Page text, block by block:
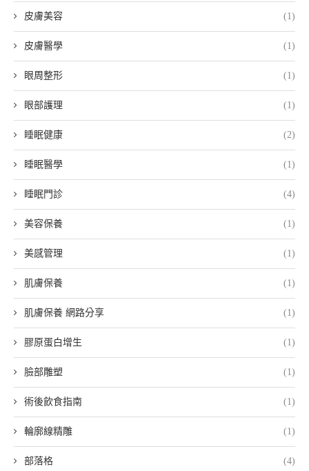
皮膚美容 (1)
皮膚醫學 (1)
眼周整形 (1)
眼部護理 (1)
睡眠健康 (2)
睡眠醫學 (1)
睡眠門診 (4)
美容保養 (1)
美感管理 (1)
肌膚保養 (1)
肌膚保養 網路分享 (1)
膠原蛋白增生 (1)
臉部雕塑 (1)
術後飲食指南 (1)
輪廓線精雕 (1)
部落格 (4)